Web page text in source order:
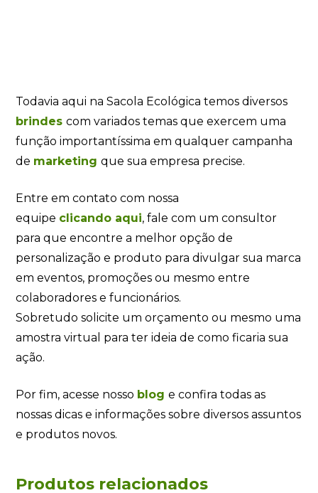
Todavia aqui na Sacola Ecológica temos diversos
brindes com variados temas que exercem uma
função importantíssima em qualquer campanha
de marketing que sua empresa precise.
Entre em contato com nossa
equipe clicando aqui, fale com um consultor
para que encontre a melhor opção de
personalização e produto para divulgar sua marca
em eventos, promoções ou mesmo entre
colaboradores e funcionários.
Sobretudo solicite um orçamento ou mesmo uma
amostra virtual para ter ideia de como ficaria sua
ação.
Por fim, acesse nosso blog e confira todas as
nossas dicas e informações sobre diversos assuntos
e produtos novos.
Produtos relacionados